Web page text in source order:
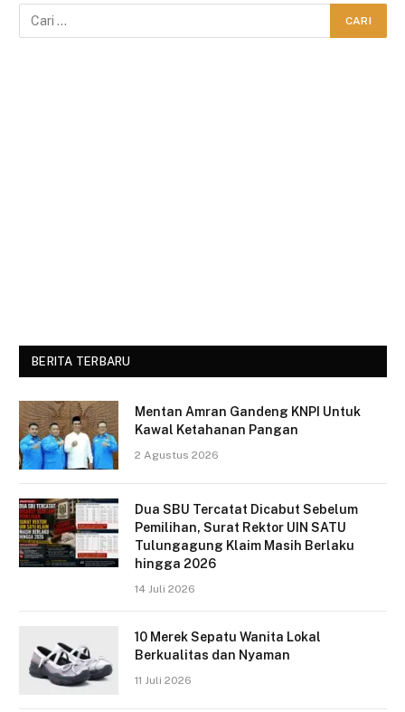
BERITA TERBARU
Mentan Amran Gandeng KNPI Untuk
Kawal Ketahanan Pangan
2 Agustus 2026
Dua SBU Tercatat Dicabut Sebelum
Pemilihan, Surat Rektor UIN SATU
Tulungagung Klaim Masih Berlaku
hingga 2026
14 Juli 2026
10 Merek Sepatu Wanita Lokal
Berkualitas dan Nyaman
11 Juli 2026